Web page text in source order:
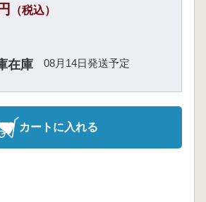
（税込）
在庫
08月14日発送予定
カートに入れる